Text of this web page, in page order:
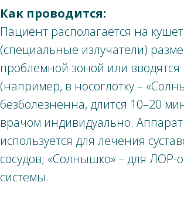
Как проводится:
Пациент располагается на
(специальные излучатели)
проблемной зоной или вводятся
(например, в носоглотку –
безболезненна, длится 10–20
врачом индивидуально.
используется для лечения
сосудов; «Солнышко» – для ЛОР-
системы.